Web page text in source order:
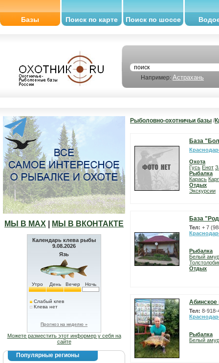
Базы Поиск по карте Поиск по шоссе
Например: Астрахань
МЫ В МАХ МЫ В ВКОНТАКТЕ
Календарь клева рыбы
9.08.2026
Язь
Утро День Вечер Ночь
Слабый клев
Клева нет
Прогноз на неделю »
Можете разместить этот информер у себя на
сайте
Популярные регионы
Рыболовно-охотничьи базы /
База
Охота
Гусь Енот
Рыбалка
Карась
Отдых
Экскурсии
База
Тел: + 7
Рыбалка
Белый амур
Отдых
Тел: 8-918-
Рыбалка
Белый амур